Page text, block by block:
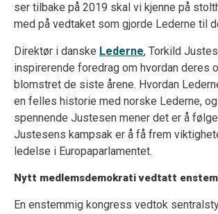
ser tilbake på 2019 skal vi kjenne på
med på vedtaket som gjorde Lederne til
Direktør i danske Lederne, Torkild
inspirerende foredrag om hvordan deres
blomstret de siste årene. Hvordan
en felles historie med norske Lederne,
spennende Justesen mener det er å
Justesens kampsak er å få frem
ledelse i Europaparlamentet.
Nytt medlemsdemokrati vedtatt
En enstemmig kongress vedtok